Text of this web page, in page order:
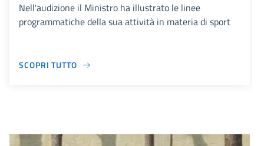
Nell'audizione il Ministro ha illustrato le linee
programmatiche della sua attività in materia di sport
SCOPRI TUTTO